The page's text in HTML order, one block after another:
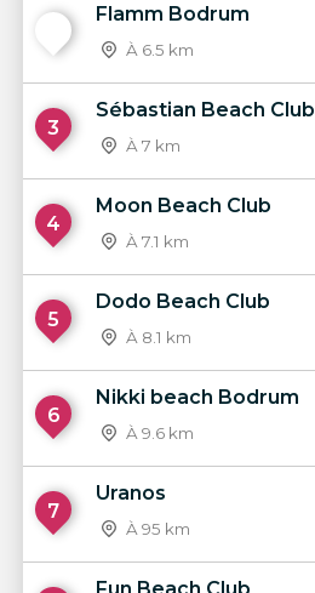
Flamm Bodrum
À 6.5 km
3
Sébastian Beach Club
À 7 km
4
Moon Beach Club
À 7.1 km
5
Dodo Beach Club
À 8.1 km
6
Nikki beach Bodrum
À 9.6 km
7
Uranos
À 95 km
Fun Beach Club